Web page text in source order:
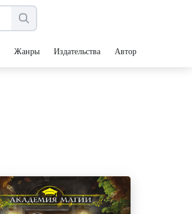
Жанры Издательства Авторы